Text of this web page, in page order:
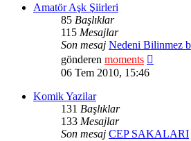
Amatör Aşk Şiirleri
85 Başlıklar
115 Mesajlar
Son mesaj Nedeni Bilinmez
gönderen moments
06 Tem 2010, 15:46
Komik Yazilar
131 Başlıklar
133 Mesajlar
Son mesaj CEP SAKALARI